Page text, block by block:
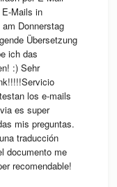
Mails in
Donnerstag
Übersetzung
ich das
:) Sehr
los e-mails
es super
mis preguntas.
traducción
documento me
recomendable!